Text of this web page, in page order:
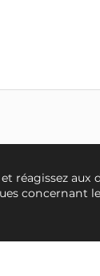
réagissez aux
concernant